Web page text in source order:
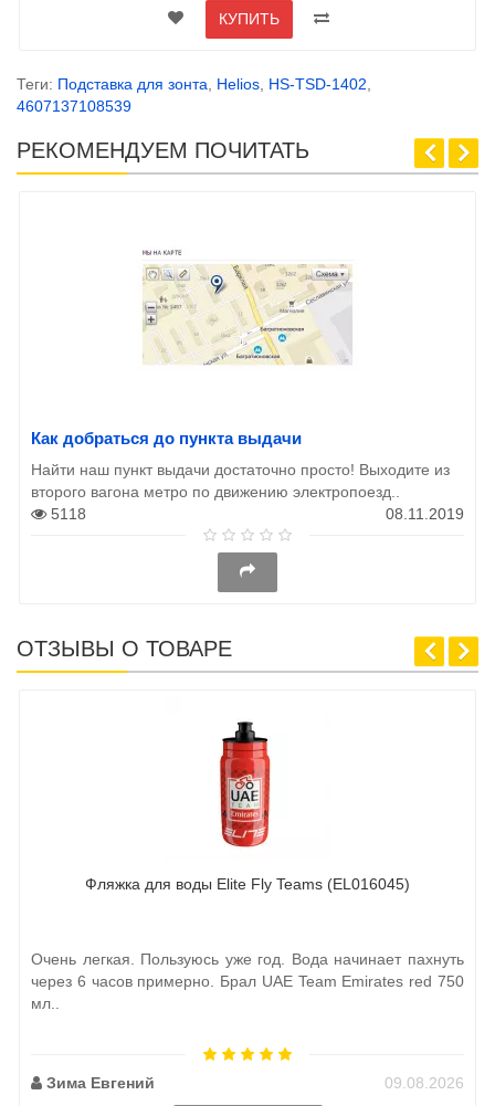
КУПИТЬ
Теги: Подставка для зонта Helios HS-TSD-1402
4607137108539
РЕКОМЕНДУЕМ ПОЧИТАТЬ
Как добраться до пункта выдачи
Найти наш пункт выдачи достаточно просто! Выходите из
второго вагона метро по движению электропоезд..
5118
08.11.2019
ОТЗЫВЫ О ТОВАРЕ
Фляжка для воды Elite Fly Teams (EL016045)
Очень легкая. Пользуюсь уже год. Вода начинает пахнуть
через 6 часов примерно. Брал UAE Team Emirates red 750
мл..
Зима Евгений 09.08.2026